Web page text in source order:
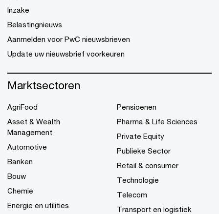
Inzake
Belastingnieuws
Aanmelden voor PwC nieuwsbrieven
Update uw nieuwsbrief voorkeuren
Marktsectoren
AgriFood
Asset & Wealth
Management
Automotive
Banken
Bouw
Chemie
Energie en utilities
Pensioenen
Pharma & Life Sciences
Private Equity
Publieke Sector
Retail & consumer
Technologie
Telecom
Transport en logistiek